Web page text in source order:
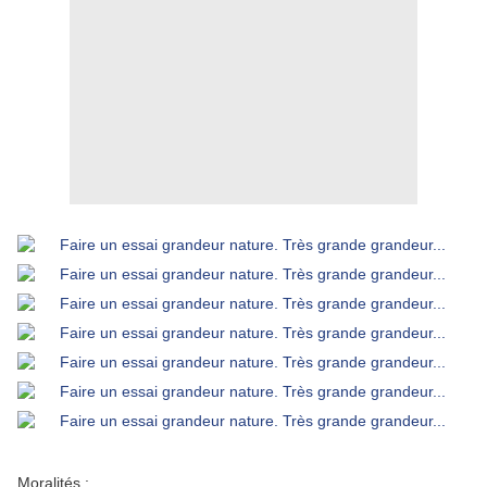
Moralités :